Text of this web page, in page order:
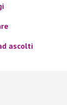
ascolti